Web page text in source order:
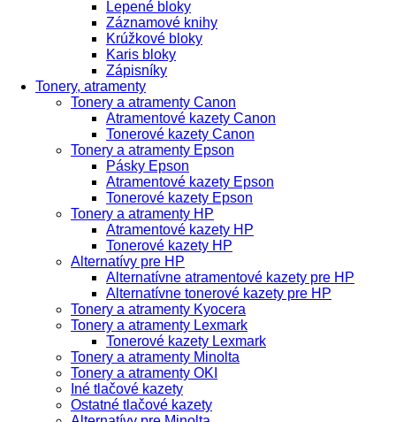
Lepené bloky
Záznamové knihy
Krúžkové bloky
Karis bloky
Zápisníky
Tonery, atramenty
Tonery a atramenty Canon
Atramentové kazety Canon
Tonerové kazety Canon
Tonery a atramenty Epson
Pásky Epson
Atramentové kazety Epson
Tonerové kazety Epson
Tonery a atramenty HP
Atramentové kazety HP
Tonerové kazety HP
Alternatívy pre HP
Alternatívne atramentové kazety pre HP
Alternatívne tonerové kazety pre HP
Tonery a atramenty Kyocera
Tonery a atramenty Lexmark
Tonerové kazety Lexmark
Tonery a atramenty Minolta
Tonery a atramenty OKI
Iné tlačové kazety
Ostatné tlačové kazety